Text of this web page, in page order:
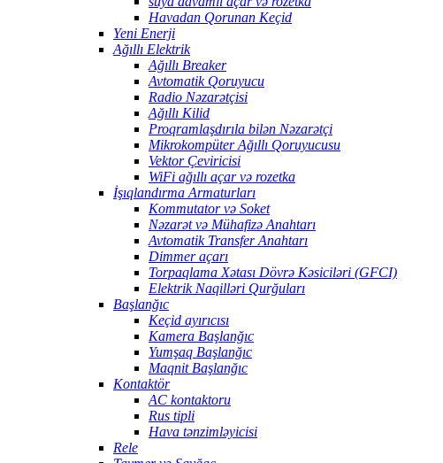
Havadan Qorunan Keçid
Yeni Enerji
Ağıllı Elektrik
Ağıllı Breaker
Avtomatik Qoruyucu
Radio Nəzarətçisi
Ağıllı Kilid
Proqramlaşdırıla bilən Nəzarətçi
Mikrokompüter Ağıllı Qoruyucusu
Vektor Çeviricisi
WiFi ağıllı açar və rozetka
İşıqlandırma Armaturları
Kommutator və Soket
Nəzarət və Mühafizə Anahtarı
Avtomatik Transfer Anahtarı
Dimmer açarı
Torpaqlama Xətası Dövrə Kəsiciləri (GFCI)
Elektrik Naqilləri Qurğuları
Başlanğıc
Keçid ayırıcısı
Kamera Başlanğıc
Yumşaq Başlanğıc
Maqnit Başlanğıc
Kontaktör
AC kontaktoru
Rus tipli
Hava tənzimləyicisi
Rele